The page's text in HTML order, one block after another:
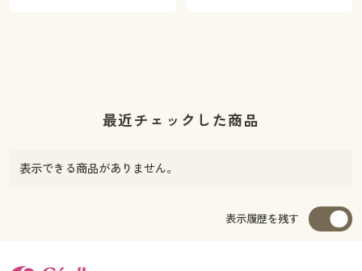
最近チェックした商品
表示できる商品がありません。
表示履歴を残す